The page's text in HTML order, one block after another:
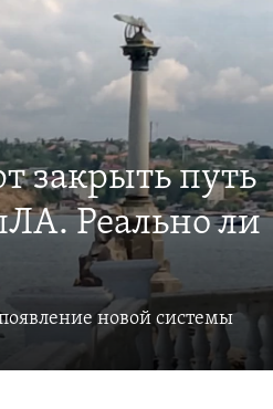
закрыть путь
Реально ли
новой системы